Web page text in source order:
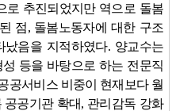
로 추진되었지만 역으로 돌봄
점, 돌봄노동자에 대한 구조
났음을 지적하였다. 양교수는
등을 바탕으로 하는 전문직
공서비스 비중이 현재보다 월
공공기관 확대, 관리감독 강화